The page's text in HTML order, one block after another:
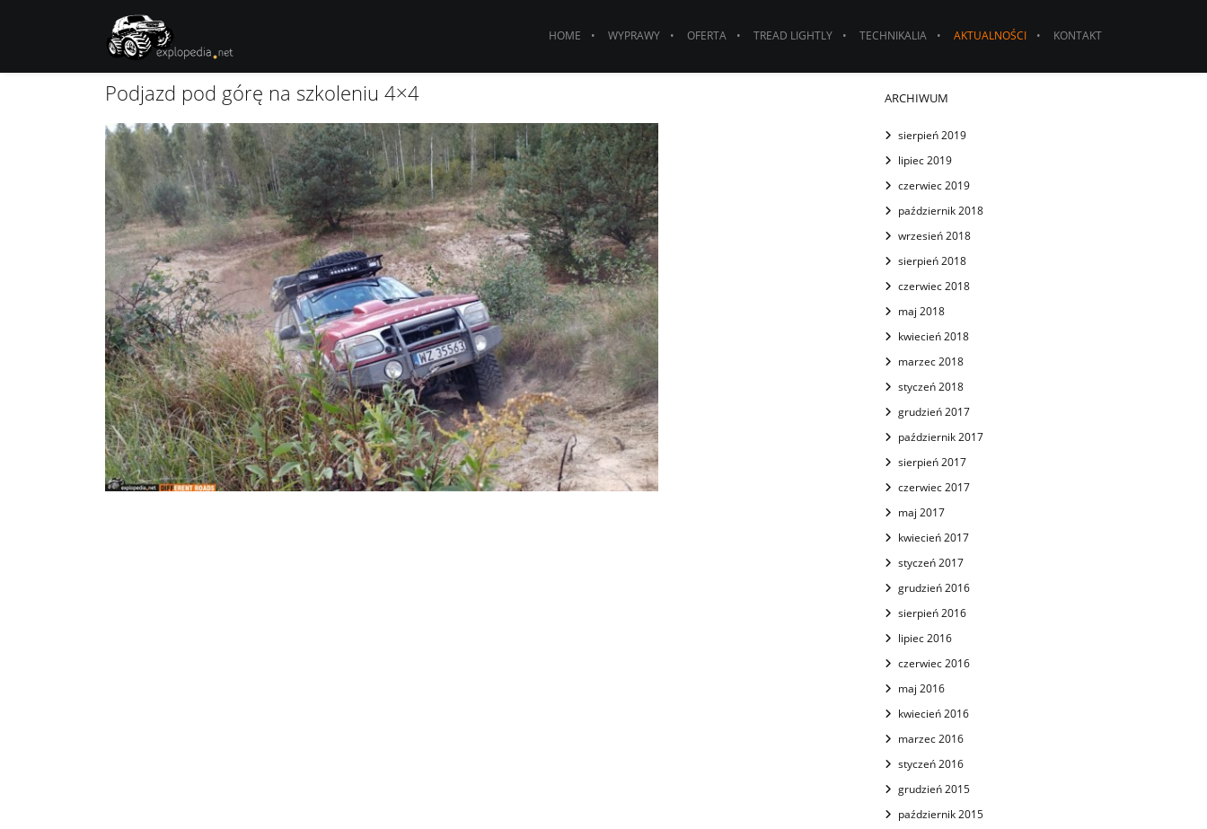
HOME WYPRAWY OFERTA TREAD LIGHTLY TECHNIKALIA AKTUALNOŚCI KONTAKT
Podjazd pod górę na szkoleniu 4×4 ARCHIWUM
sierpień 2019
lipiec 2019
czerwiec 2019
październik 2018
wrzesień 2018
sierpień 2018
czerwiec 2018
maj 2018
kwiecień 2018
marzec 2018
styczeń 2018
grudzień 2017
październik 2017
sierpień 2017
czerwiec 2017
maj 2017
kwiecień 2017
styczeń 2017
grudzień 2016
sierpień 2016
lipiec 2016
czerwiec 2016
maj 2016
kwiecień 2016
marzec 2016
styczeń 2016
grudzień 2015
październik 2015